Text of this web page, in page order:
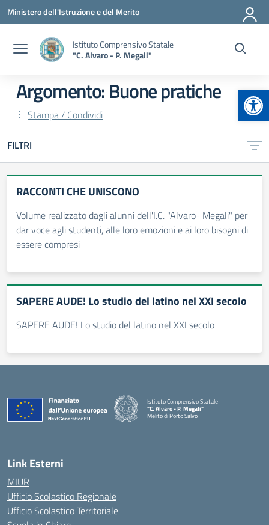
Vai ai contenuti
Vai al menu di navigazione
Vai al footer
Ministero dell'Istruzione e del Merito
Istituto Comprensivo Statale
"C. Alvaro - P. Megali"
Argomento: Buone pratiche
Stampa / Condividi
FILTRI
RACCONTI CHE UNISCONO
Volume realizzato dagli alunni dell'I.C. "Alvaro- Megali" per
dar voce agli studenti, alle loro emozioni e ai loro bisogni di
essere compresi
SAPERE AUDE! Lo studio del latino nel XXI secolo
SAPERE AUDE! Lo studio del latino nel XXI secolo
Istituto Comprensivo Statale
"C. Alvaro - P. Megali"
Melito di Porto Salvo
Link Esterni
MIUR
Ufficio Scolastico Regionale
Ufficio Scolastico Territoriale